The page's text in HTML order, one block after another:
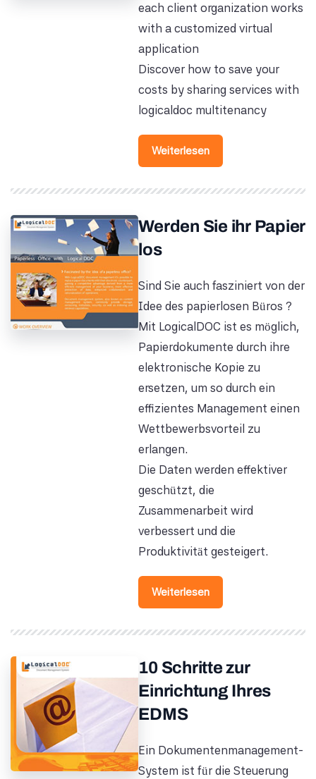
each client organization works
with a customized virtual
application
Discover how to save your
costs by sharing services with
logicaldoc multitenancy
Weiterlesen
Werden Sie ihr Papier
los
Sind Sie auch fasziniert von der
Idee des papierlosen Büros ?
Mit LogicalDOC ist es möglich,
Papierdokumente durch ihre
elektronische Kopie zu
ersetzen, um so durch ein
effizientes Management einen
Wettbewerbsvorteil zu
erlangen.
Die Daten werden effektiver
geschützt, die
Zusammenarbeit wird
verbessert und die
Produktivität gesteigert.
Weiterlesen
10 Schritte zur
Einrichtung Ihres
EDMS
Ein Dokumentenmanagement-
System ist für die Steuerung